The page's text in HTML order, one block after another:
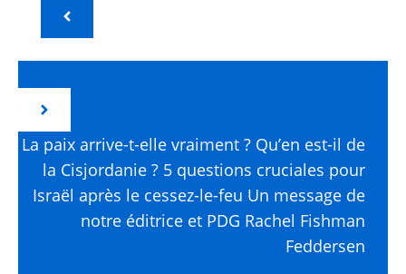
La paix arrive-t-elle vraiment ? Qu’en est-il de
la Cisjordanie ? 5 questions cruciales pour
Israël après le cessez-le-feu Un message de
notre éditrice et PDG Rachel Fishman
Feddersen